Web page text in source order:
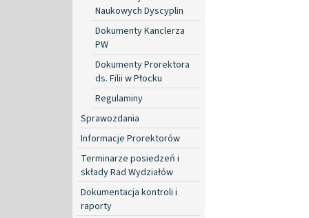
Naukowych Dyscyplin
Dokumenty Kanclerza
PW
Dokumenty Prorektora
ds. Filii w Płocku
Regulaminy
Sprawozdania
Informacje Prorektorów
Terminarze posiedzeń i
składy Rad Wydziałów
Dokumentacja kontroli i
raporty